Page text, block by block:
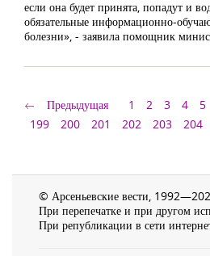
если она будет принята, попадут и
обязательные информационно-
болезни», - заявила помощник
Предыдущая 1 2 3 4 5
199
200 201 202 203 204
© Арсеньевские вести,
При перепечатке и при другом
При републикации в сети